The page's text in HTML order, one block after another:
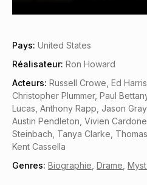
Pays: United States
Réalisateur: Ron Howard
Acteurs: Russell Crowe, Ed
Christopher Plummer, Paul
Lucas, Anthony Rapp, Jason
Austin Pendleton, Vivien
Steinbach, Tanya Clarke,
Kent Cassella
Genres: Biographie Drame